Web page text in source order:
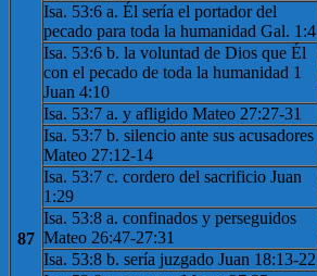
87
Isa. 53:6 a. Él sería el portador del
pecado para toda la humanidad Gal. 1:4
Isa. 53:6 b. la voluntad de Dios que Él
con el pecado de toda la humanidad 1
Juan 4:10
Isa. 53:7 a. y afligido Mateo 27:27-31
Isa. 53:7 b. silencio ante sus acusadores
Mateo 27:12-14
Isa. 53:7 c. cordero del sacrificio Juan
1:29
Isa. 53:8 a. confinados y perseguidos
Mateo 26:47-27:31
Isa. 53:8 b. sería juzgado Juan 18:13-22